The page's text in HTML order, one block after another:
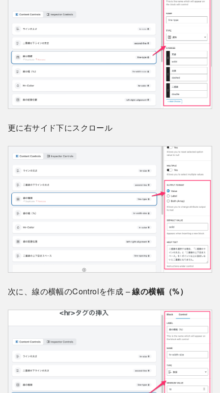
更に右サイド下にスクロール
次に、線の横幅のControlを作成 –線の横幅（%）